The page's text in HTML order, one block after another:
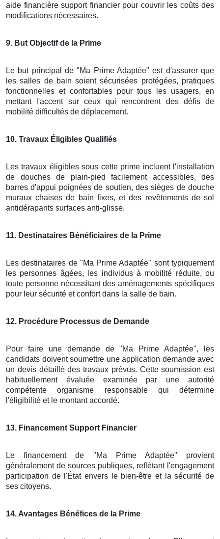
aide financière support financier pour couvrir les coûts des
modifications nécessaires.
9. But Objectif de la Prime
Le but principal de "Ma Prime Adaptée" est d'assurer que
les salles de bain soient sécurisées protégées, pratiques
fonctionnelles et confortables pour tous les usagers, en
mettant l'accent sur ceux qui rencontrent des défis de
mobilité difficultés de déplacement.
10. Travaux Éligibles Qualifiés
Les travaux éligibles sous cette prime incluent l'installation
de douches de plain-pied facilement accessibles, des
barres d'appui poignées de soutien, des sièges de douche
muraux chaises de bain fixes, et des revêtements de sol
antidérapants surfaces anti-glisse.
11. Destinataires Bénéficiaires de la Prime
Les destinataires de "Ma Prime Adaptée" sont typiquement
les personnes âgées, les individus à mobilité réduite, ou
toute personne nécessitant des aménagements spécifiques
pour leur sécurité et confort dans la salle de bain.
12. Procédure Processus de Demande
Pour faire une demande de "Ma Prime Adaptée", les
candidats doivent soumettre une application demande avec
un devis détaillé des travaux prévus. Cette soumission est
habituellement évaluée examinée par une autorité
compétente organisme responsable qui détermine
l'éligibilité et le montant accordé.
13. Financement Support Financier
Le financement de "Ma Prime Adaptée" provient
généralement de sources publiques, reflétant l'engagement
participation de l'État envers le bien-être et la sécurité de
ses citoyens.
14. Avantages Bénéfices de la Prime